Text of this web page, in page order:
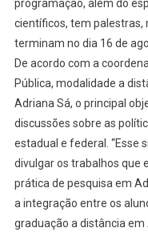
programação, além do
científicos, tem palestras,
terminam no dia 16 de
De acordo com a
Pública, modalidade a
Adriana Sá, o principal
discussões sobre as
estadual e federal. “Esse
divulgar os trabalhos que
prática de pesquisa em
a integração entre os
graduação a distância em